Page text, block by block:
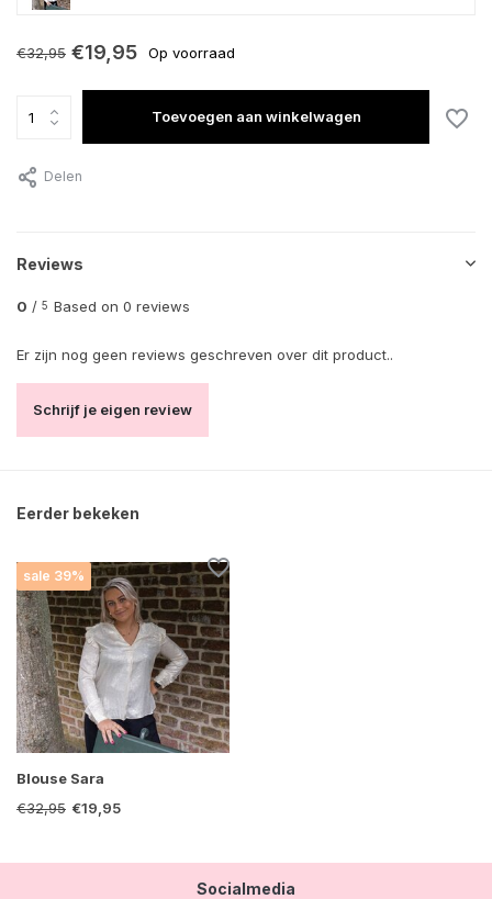
€32,95 €19,95 Op voorraad
Toevoegen aan winkelwagen
Delen
Reviews
0 / 5 Based on 0 reviews
Er zijn nog geen reviews geschreven over dit product..
Schrijf je eigen review
Eerder bekeken
sale 39%
Blouse Sara
€32,95 €19,95
Socialmedia